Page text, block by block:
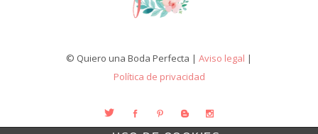
© Quiero una Boda Perfecta | Aviso legal |
Política de privacidad